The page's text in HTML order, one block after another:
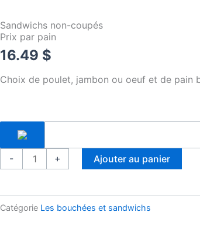
Sandwichs non-coupés
Prix par pain
16.49 $
Choix de poulet, jambon ou oeuf et de pain
-
quantité
de
non-
+ Ajouter au panier
Catégorie Les bouchées et sandwichs